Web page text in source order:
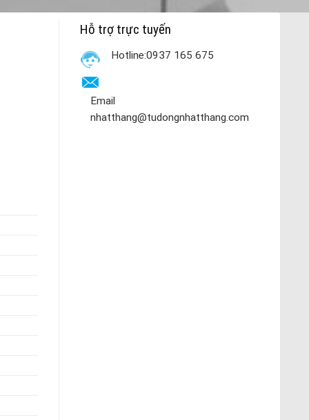
Hỗ trợ trực tuyến
Hotline:0937 165 675
Email
nhatthang@tudongnhatthang.com